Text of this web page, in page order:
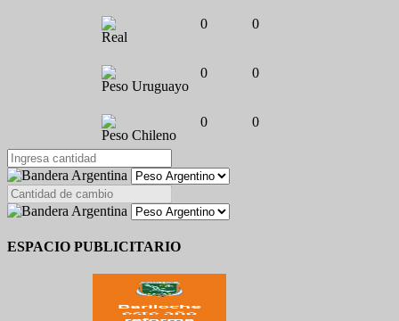
Real
0 0
Peso Uruguayo
0 0
Peso Chileno
0 0
ESPACIO PUBLICITARIO